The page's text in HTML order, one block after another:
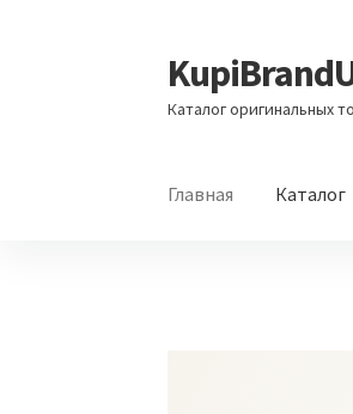
Перейти
к
навигации
Перейти
к
содержимому
Каталог оригинальных
Главная Каталог